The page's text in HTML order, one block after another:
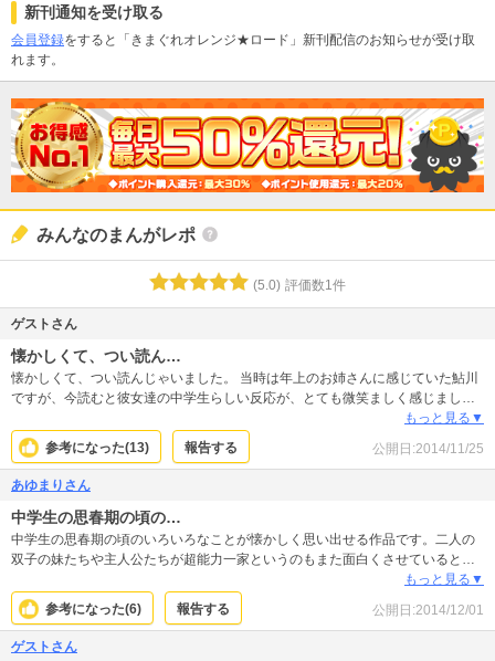
新刊通知を受け取る
会員登録をすると「きまぐれオレンジ★ロード」新刊配信のお知らせが受け取
れます。
みんなのまんがレポ
(5.0) 評価数1件
ゲストさん
懐かしくて、つい読ん…
懐かしくて、つい読んじゃいました。 当時は年上のお姉さんに感じていた鮎川
ですが、今読むと彼女達の中学生らしい反応が、とても微笑ましく感じまし
りの甘酸っぱいキモチにさせてくれる作品だと思います。
もっと見る▼
参考になった(13) 報告する 公開日:2014/11/25
あゆまりさん
中学生の思春期の頃の…
中学生の思春期の頃のいろいろなことが懐かしく思い出せる作品です。二人の
双子の妹たちや主人公たちが超能力一家というのもまた面白くさせていると思
もっと見る▼
参考になった(6) 報告する 公開日:2014/12/01
ゲストさん